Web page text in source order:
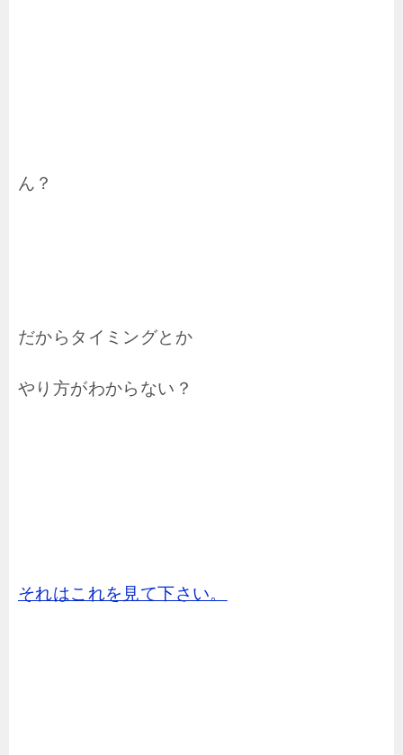
ん？
だからタイミングとか
やり方がわからない？
それはこれを見て下さい。